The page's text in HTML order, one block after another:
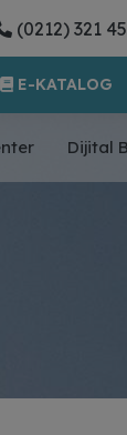
(0212) 321
E-KATALOG
Dijital